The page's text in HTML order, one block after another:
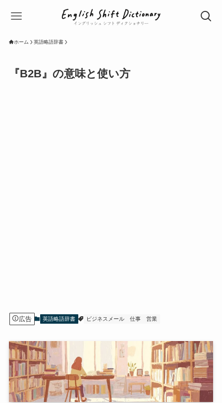
ホーム 英語略語辞書
『B2B』の意味と使い方
広告 英語略語辞書 ビジネスメール 仕事 営業